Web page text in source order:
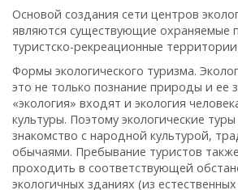
Основой создания сети центров
являются существующие охраняемые
туристско-рекреационные
Формы экологического туризма.
это не только познание природы и ее
«экология» входят и экология
культуры. Поэтому экологические
знакомство с народной культурой,
обычаями. Пребывание туристов
проходить в соответствующей
экологичных зданиях (из